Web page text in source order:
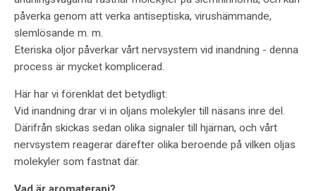
påverka genom att verka antiseptiska, virushämmande,
slemlösande m. m.
Eteriska oljor påverkar vårt nervsystem vid inandning - denna
process är mycket komplicerad.
Här har vi förenklat det betydligt:
Vid inandning drar vi in oljans molekyler till näsans inre del.
Därifrån skickas sedan olika signaler till hjärnan, och vårt
nervsystem reagerar därefter olika beroende på vilken oljas
molekyler som fastnat där.